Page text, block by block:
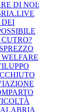
DI NOI:
DEI